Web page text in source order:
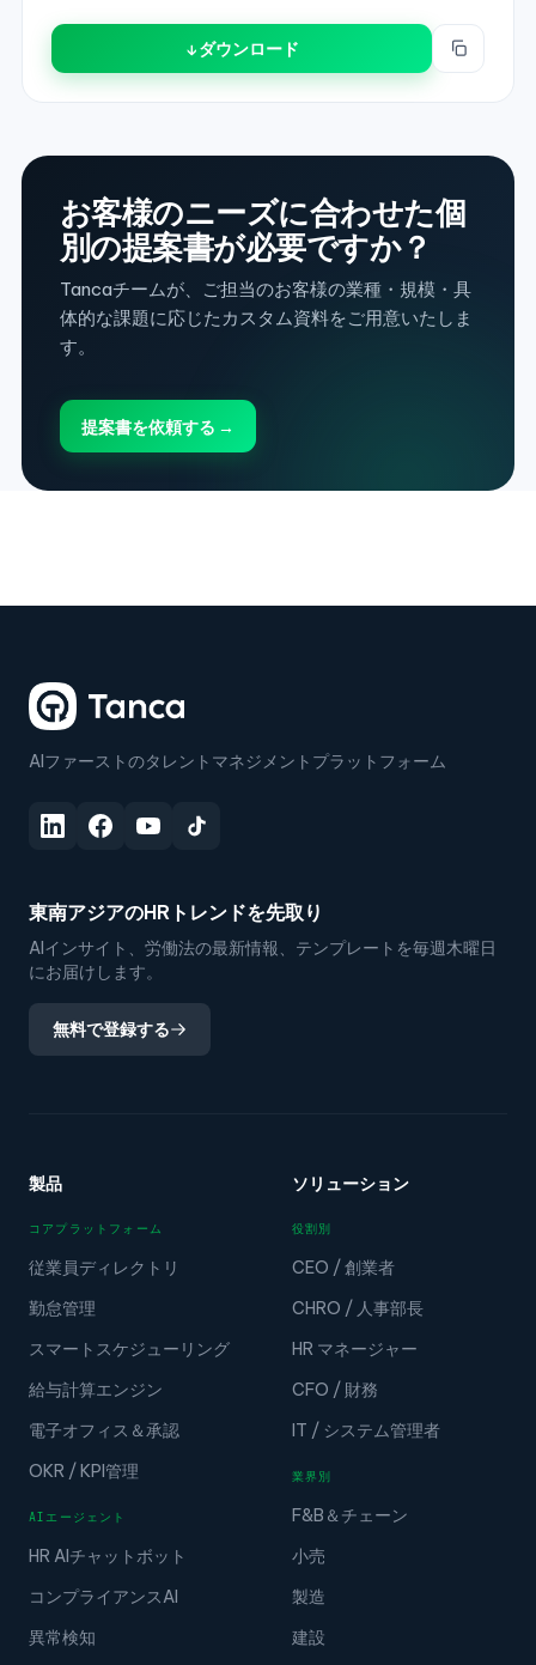
↓ ダウンロード
お客様のニーズに合わせた個
別の提案書が必要ですか？
Tancaチームが、ご担当のお客様の業種・規模・具
体的な課題に応じたカスタム資料をご用意いたしま
す。
提案書を依頼する →
AIファーストのタレントマネジメントプラットフォーム
東南アジアのHRトレンドを先取り
AIインサイト、労働法の最新情報、テンプレートを毎週木曜日
にお届けします。
無料で登録する
製品
コアプラットフォーム
従業員ディレクトリ
勤怠管理
スマートスケジューリング
給与計算エンジン
電子オフィス＆承認
OKR / KPI管理
AIエージェント
HR AIチャットボット
コンプライアンスAI
異常検知
ソリューション
役割別
CEO / 創業者
CHRO / 人事部長
HR マネージャー
CFO / 財務
IT / システム管理者
業界別
F&B＆チェーン
小売
製造
建設